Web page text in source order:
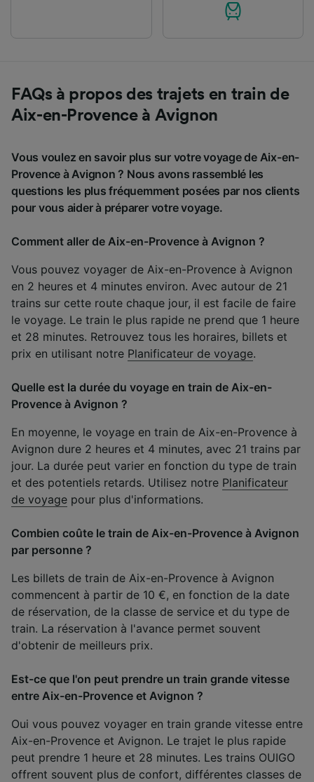
FAQs à propos des trajets en train de
Aix-en-Provence à Avignon
Vous voulez en savoir plus sur votre voyage de Aix-en-
Provence à Avignon ? Nous avons rassemblé les
questions les plus fréquemment posées par nos clients
pour vous aider à préparer votre voyage.
Comment aller de Aix-en-Provence à Avignon ?
Vous pouvez voyager de Aix-en-Provence à Avignon
en 2 heures et 4 minutes environ. Avec autour de 21
trains sur cette route chaque jour, il est facile de faire
le voyage. Le train le plus rapide ne prend que 1 heure
et 28 minutes. Retrouvez tous les horaires, billets et
prix en utilisant notre Planificateur de voyage.
Quelle est la durée du voyage en train de Aix-en-
Provence à Avignon ?
En moyenne, le voyage en train de Aix-en-Provence à
Avignon dure 2 heures et 4 minutes, avec 21 trains par
jour. La durée peut varier en fonction du type de train
et des potentiels retards. Utilisez notre Planificateur
de voyage pour plus d'informations.
Combien coûte le train de Aix-en-Provence à Avignon
par personne ?
Les billets de train de Aix-en-Provence à Avignon
commencent à partir de 10 €, en fonction de la date
de réservation, de la classe de service et du type de
train. La réservation à l'avance permet souvent
d'obtenir de meilleurs prix.
Est-ce que l'on peut prendre un train grande vitesse
entre Aix-en-Provence et Avignon ?
Oui vous pouvez voyager en train grande vitesse entre
Aix-en-Provence et Avignon. Le trajet le plus rapide
peut prendre 1 heure et 28 minutes. Les trains OUIGO
offrent souvent plus de confort, différentes classes de